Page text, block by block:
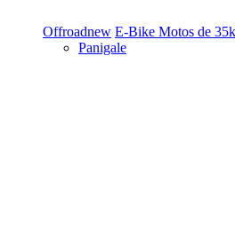
Offroadnew E-Bike Motos de
Panigale